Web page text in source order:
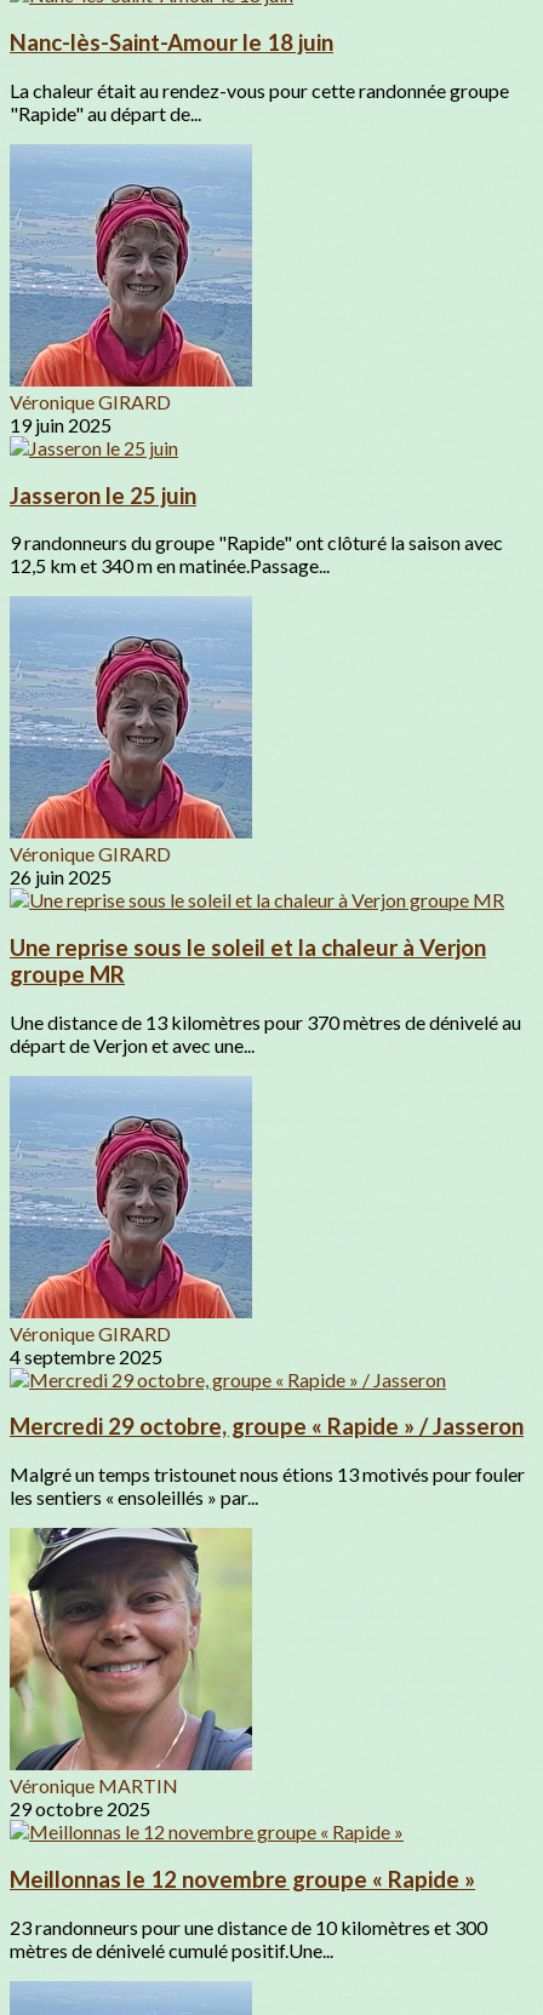
Nanc-lès-Saint-Amour le 18 juin
La chaleur était au rendez-vous pour cette randonnée groupe
"Rapide" au départ de...
Véronique GIRARD
19 juin 2025
Jasseron le 25 juin
9 randonneurs du groupe "Rapide" ont clôturé la saison avec
12,5 km et 340 m en matinée.Passage...
Véronique GIRARD
26 juin 2025
Une reprise sous le soleil et la chaleur à Verjon
groupe MR
Une distance de 13 kilomètres pour 370 mètres de dénivelé au
départ de Verjon et avec une...
Véronique GIRARD
4 septembre 2025
Mercredi 29 octobre, groupe « Rapide » / Jasseron
Malgré un temps tristounet nous étions 13 motivés pour fouler
les sentiers « ensoleillés » par...
Véronique MARTIN
29 octobre 2025
Meillonnas le 12 novembre groupe « Rapide »
23 randonneurs pour une distance de 10 kilomètres et 300
mètres de dénivelé cumulé positif.Une...